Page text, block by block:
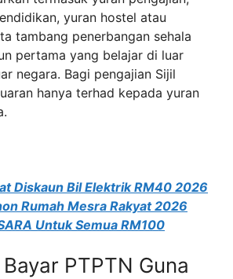
yuran hostel atau
tambang penerbangan sehala
pertama yang belajar di luar
negara. Bagi pengajian Sijil
hanya terhad kepada yuran
Diskaun Bil Elektrik RM40 2026
Rumah Mesra Rakyat 2026
Untuk Semua RM100
PTPTN Guna